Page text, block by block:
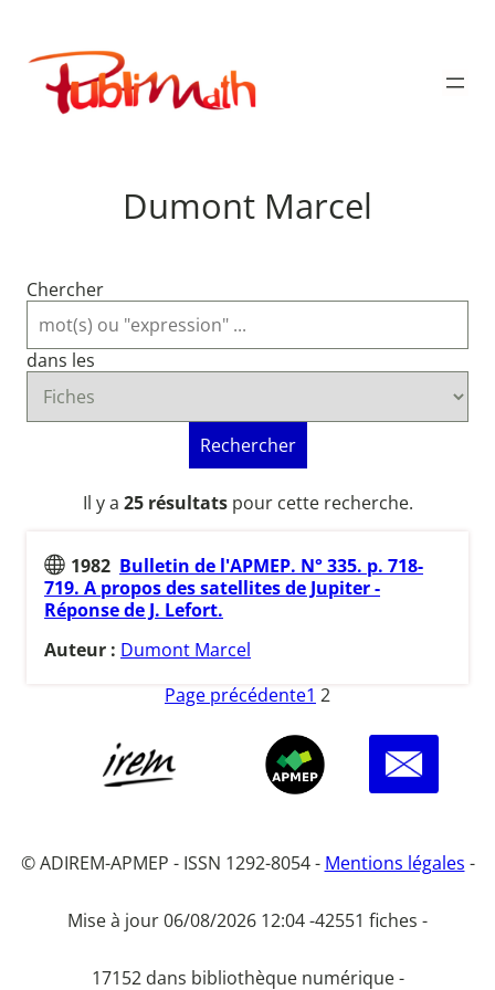
contenu
Publimath
Dumont Marcel
Chercher
dans les
Rechercher
Il y a 25 résultatspour cette recherche.
1982 Bulletin de l'APMEP. N° 335. p. 718-
719. A propos des satellites de Jupiter -
Réponse de J. Lefort.
Auteur : Dumont Marcel
Page précédente1 2
© ADIREM-APMEP - ISSN 1292-8054 - Mentions légales -
Mise à jour 06/08/2026 12:04 -42551 fiches -
17152 dans bibliothèque numérique -